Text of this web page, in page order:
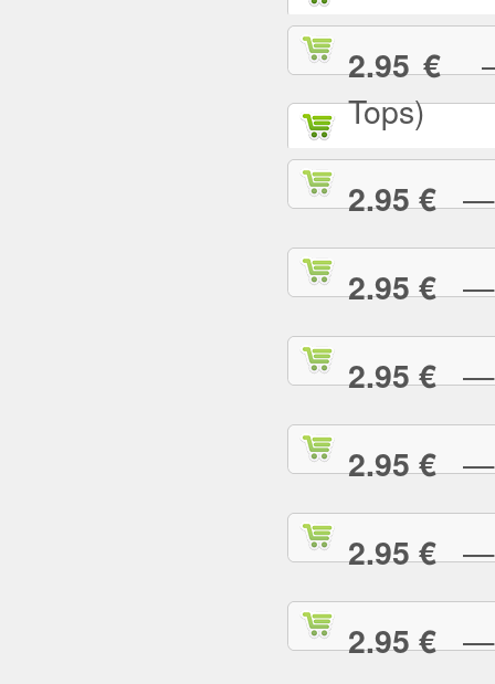
2.95 €—
Tops)
2.95 €—
2.95 €—
2.95 €—
2.95 €—
2.95 €—
2.95 €—